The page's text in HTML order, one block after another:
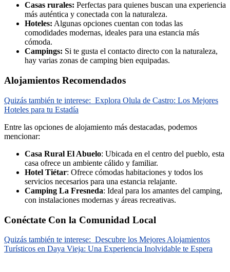
Casas rurales: Perfectas para quienes buscan una experiencia
más auténtica y conectada con la naturaleza.
Hoteles: Algunas opciones cuentan con todas las
comodidades modernas, ideales para una estancia más
cómoda.
Campings: Si te gusta el contacto directo con la naturaleza,
hay varias zonas de camping bien equipadas.
Alojamientos Recomendados
Quizás también te interese: Explora Olula de Castro: Los Mejores
Hoteles para tu Estadía
Entre las opciones de alojamiento más destacadas, podemos
mencionar:
Casa Rural El Abuelo: Ubicada en el centro del pueblo, esta
casa ofrece un ambiente cálido y familiar.
Hotel Tiétar: Ofrece cómodas habitaciones y todos los
servicios necesarios para una estancia relajante.
Camping La Fresneda: Ideal para los amantes del camping,
con instalaciones modernas y áreas recreativas.
Conéctate Con la Comunidad Local
Quizás también te interese: Descubre los Mejores Alojamientos
Turísticos en Daya Vieja: Una Experiencia Inolvidable te Espera